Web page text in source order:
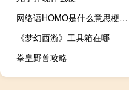
网络语HOMO是什么意思梗（homo无处不在什么梗）什么梗
《梦幻西游》工具箱在哪
拳皇野兽攻略